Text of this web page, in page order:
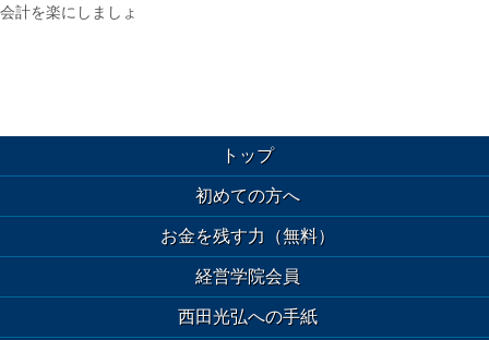
会計を楽にしましょ
トップ
初めての方へ
お金を残す力（無料）
経営学院会員
西田光弘への手紙